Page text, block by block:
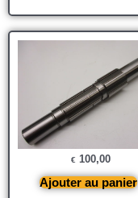
€ 100,00
Ajouter au panier